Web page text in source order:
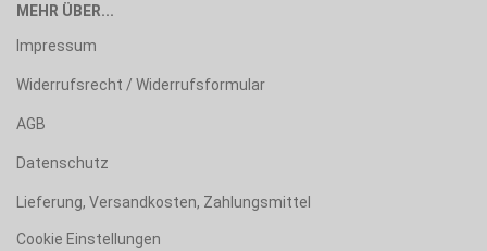
MEHR ÜBER...
Impressum
Widerrufsrecht / Widerrufsformular
AGB
Datenschutz
Lieferung, Versandkosten, Zahlungsmittel
Cookie Einstellungen